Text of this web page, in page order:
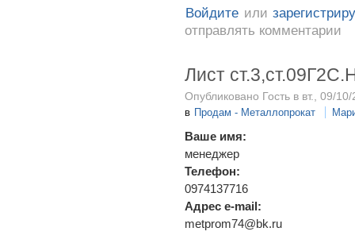
Войдите или
отправлять комментарии
Лист
Опубликовано Гость в вт., 09/
в Продам - Металлопрокат
Ваше имя:
менеджер
Телефон:
0974137716
Адрес e-mail:
metprom74@bk.ru